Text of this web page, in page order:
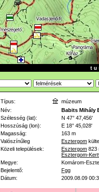
t u
Típus:
múzeum
Név:
Babits Mihály
Szélesség (lat):
N 47° 47,456'
Hosszúság (lon):
E 18° 45,028'
Magasság:
163 m
Valószínűleg
Esztergom
Közeli települések:
Esztergom 823
Esztergom-
Megye:
Komárom-
Bejelentő:
Fgg
Dátum:
2009.08.09